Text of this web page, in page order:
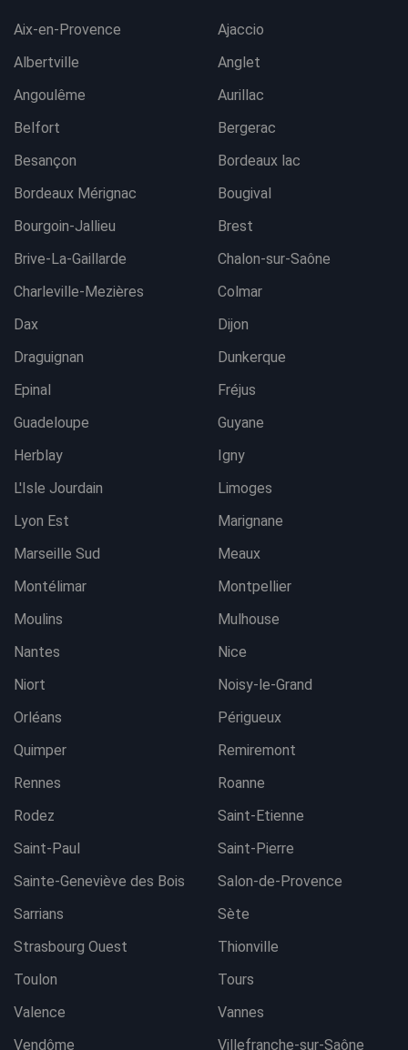
Aix-en-Provence
Ajaccio
Albertville
Anglet
Angoulême
Aurillac
Belfort
Bergerac
Besançon
Bordeaux lac
Bordeaux Mérignac
Bougival
Bourgoin-Jallieu
Brest
Brive-La-Gaillarde
Chalon-sur-Saône
Charleville-Mezières
Colmar
Dax
Dijon
Draguignan
Dunkerque
Epinal
Fréjus
Guadeloupe
Guyane
Herblay
Igny
L'Isle Jourdain
Limoges
Lyon Est
Marignane
Marseille Sud
Meaux
Montélimar
Montpellier
Moulins
Mulhouse
Nantes
Nice
Niort
Noisy-le-Grand
Orléans
Périgueux
Quimper
Remiremont
Rennes
Roanne
Rodez
Saint-Etienne
Saint-Paul
Saint-Pierre
Sainte-Geneviève des Bois
Salon-de-Provence
Sarrians
Sète
Strasbourg Ouest
Thionville
Toulon
Tours
Valence
Vannes
Vendôme
Villefranche-sur-Saône